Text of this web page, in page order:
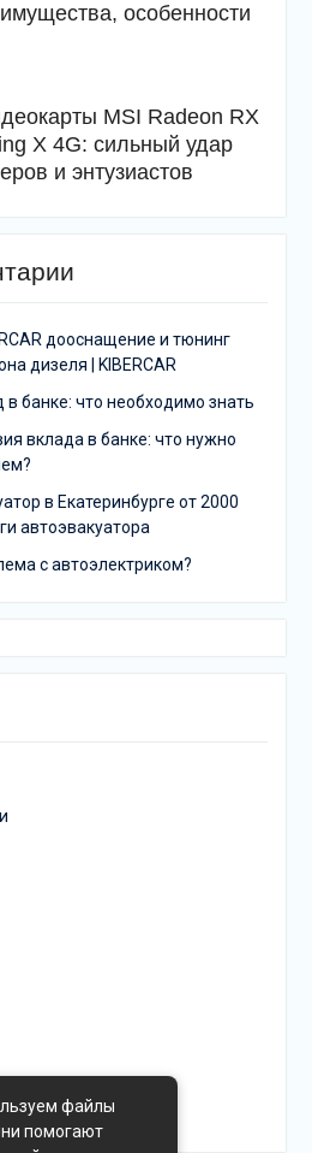
особенности
MSI Radeon RX
X 4G: сильный удар
и энтузиастов
дооснащение и тюнинг
дизеля | KIBERCAR
в банке: что необходимо знать
вклада в банке: что нужно
в Екатеринбурге от 2000
автоэвакуатора
с автоэлектриком?
файлы
помогают